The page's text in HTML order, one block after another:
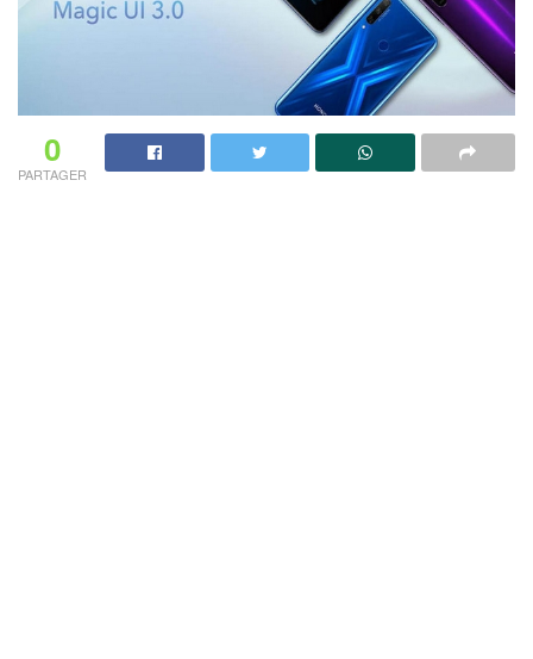
0
PARTAGER